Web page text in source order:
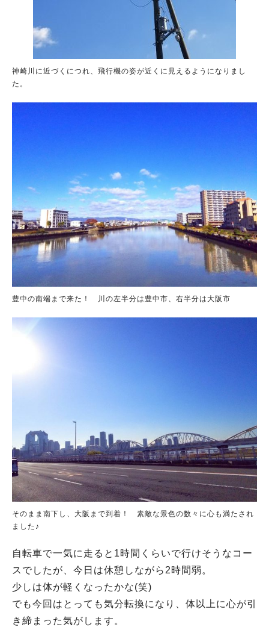
神崎川に近づくにつれ、飛行機の姿が近くに見えるようになりまし
た。
豊中の南端まで来た！ 川の左半分は豊中市、右半分は大阪市
そのまま南下し、大阪まで到着！ 素敵な景色の数々に心も満たされ
ました♪
自転車で一気に走ると1時間くらいで行けそうなコー
スでしたが、今日は休憩しながら2時間弱。
少しは体が軽くなったかな(笑)
でも今回はとっても気分転換になり、体以上に心が引
き締まった気がします。